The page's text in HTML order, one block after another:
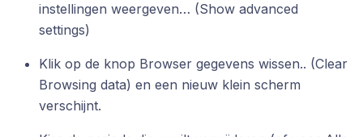
instellingen weergeven… (Show advanced
settings)
Klik op de knop Browser gegevens wissen.. (Clear
Browsing data) en een nieuw klein scherm
verschijnt.